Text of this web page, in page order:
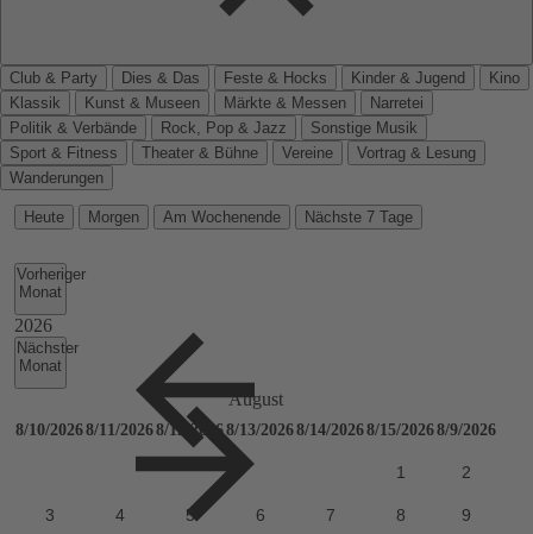
Club & Party Dies & Das Feste & Hocks Kinder & Jugend
Kino
Klassik
Kunst & Museen Märkte & Messen
Narretei
Politik & Verbände
Rock, Pop & Jazz
Sonstige Musik
Sport & Fitness
Theater & Bühne Vereine
Vortrag & Lesung
Wanderungen
Heute Morgen Am Wochenende Nächste 7 Tage
Vorheriger
Monat
Nächster
Monat